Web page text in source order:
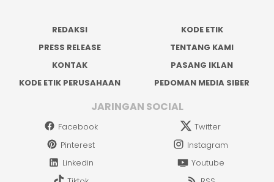
REDAKSI
KODE ETIK
PRESS RELEASE
TENTANG KAMI
KONTAK
PASANG IKLAN
KODE ETIK PERUSAHAAN
PEDOMAN MEDIA SIBER
JARINGAN SOCIAL
Facebook
Twitter
Pinterest
Instagram
Linkedin
Youtube